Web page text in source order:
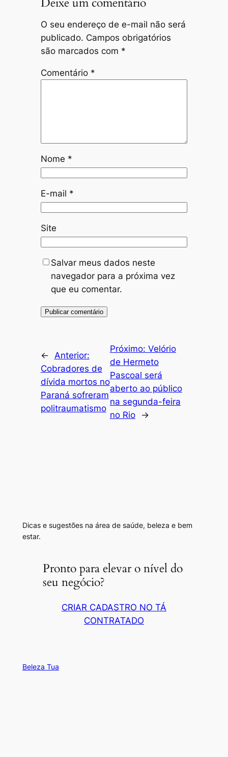
O seu endereço de e-mail não será
publicado. Campos obrigatórios
são marcados com *
Comentário *
Nome *
E-mail *
Site
Salvar meus dados neste
navegador para a próxima vez
que eu comentar.
←
Anterior:
Cobradores de
dívida mortos no
Paraná sofreram
politraumatismo
Próximo: Velório
de Hermeto
Pascoal será
aberto ao público
na segunda-feira
no Rio
→
Dicas e sugestões na área de saúde, beleza e bem
estar.
Pronto para elevar o nível do
seu negócio?
CRIAR CADASTRO NO TÁ
CONTRATADO
Beleza Tua